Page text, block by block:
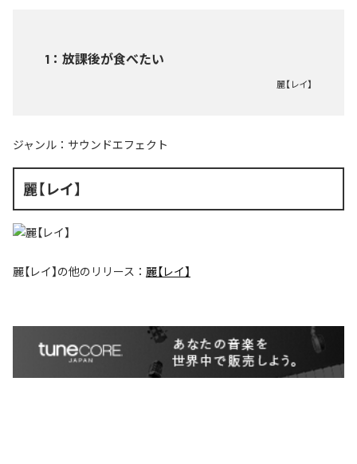
1 ： 放課後が食べたい
麗【レイ】
ジャンル： サウンドエフェクト
麗【レイ】
麗【レイ】 の他のリリース： 麗【レイ】